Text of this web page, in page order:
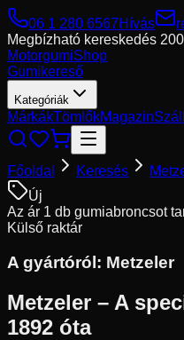
06 1 280 6567Hívás
Megbízható kereskedés
MotorgumiShop
Gumikereső
Kategóriák
MárkákTömlőkMagazin
Főoldal Keresés
Új
Az ár 1 db gumiabroncsot
Külső raktár
A gyártóról: Metzeler
Metzeler – A
1892 óta